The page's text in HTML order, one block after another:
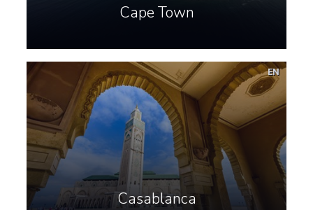
Cape Town
Casablanca
EN